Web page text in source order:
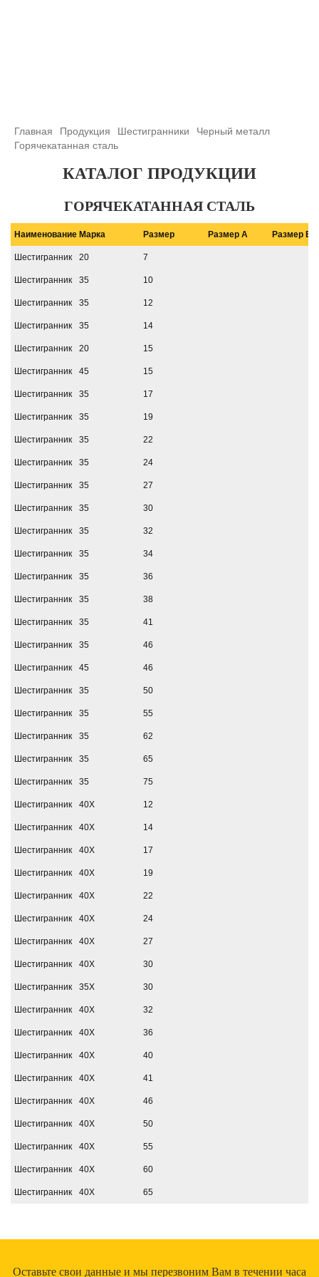
Главная Продукция Шестигранники
Черный металл
Горячекатанная сталь
КАТАЛОГ ПРОДУКЦИИ
ГОРЯЧЕКАТАННАЯ СТАЛЬ
Наименование Марка Размер Размер A Размер B
Шестигранник 20 7
Шестигранник 35 10
Шестигранник 35 12
Шестигранник 35 14
Шестигранник 20 15
Шестигранник 45 15
Шестигранник 35 17
Шестигранник 35 19
Шестигранник 35 22
Шестигранник 35 24
Шестигранник 35 27
Шестигранник 35 30
Шестигранник 35 32
Шестигранник 35 34
Шестигранник 35 36
Шестигранник 35 38
Шестигранник 35 41
Шестигранник 35 46
Шестигранник 45 46
Шестигранник 35 50
Шестигранник 35 55
Шестигранник 35 62
Шестигранник 35 65
Шестигранник 35 75
Шестигранник 40Х 12
Шестигранник 40Х 14
Шестигранник 40Х 17
Шестигранник 40Х 19
Шестигранник 40Х 22
Шестигранник 40Х 24
Шестигранник 40Х 27
Шестигранник 40Х 30
Шестигранник 35Х 30
Шестигранник 40Х 32
Шестигранник 40Х 36
Шестигранник 40Х 40
Шестигранник 40Х 41
Шестигранник 40Х 46
Шестигранник 40Х 50
Шестигранник 40Х 55
Шестигранник 40Х 60
Шестигранник 40Х 65
Оставьте свои данные и мы перезвоним Вам в течении часа